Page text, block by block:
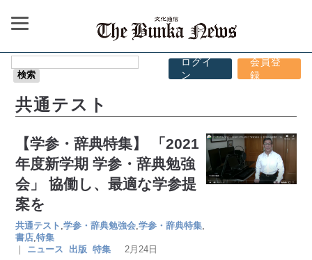
ログイ
ン
会員登
録
共通テスト
【学参・辞典特集】 「2021
年度新学期 学参・辞典勉強
会」 協働し、最適な学参提
案を
共通テスト ,学参・辞典勉強会 ,学参・辞典特集
書店 ,特集
｜
ニュース 出版 特集 2月24日